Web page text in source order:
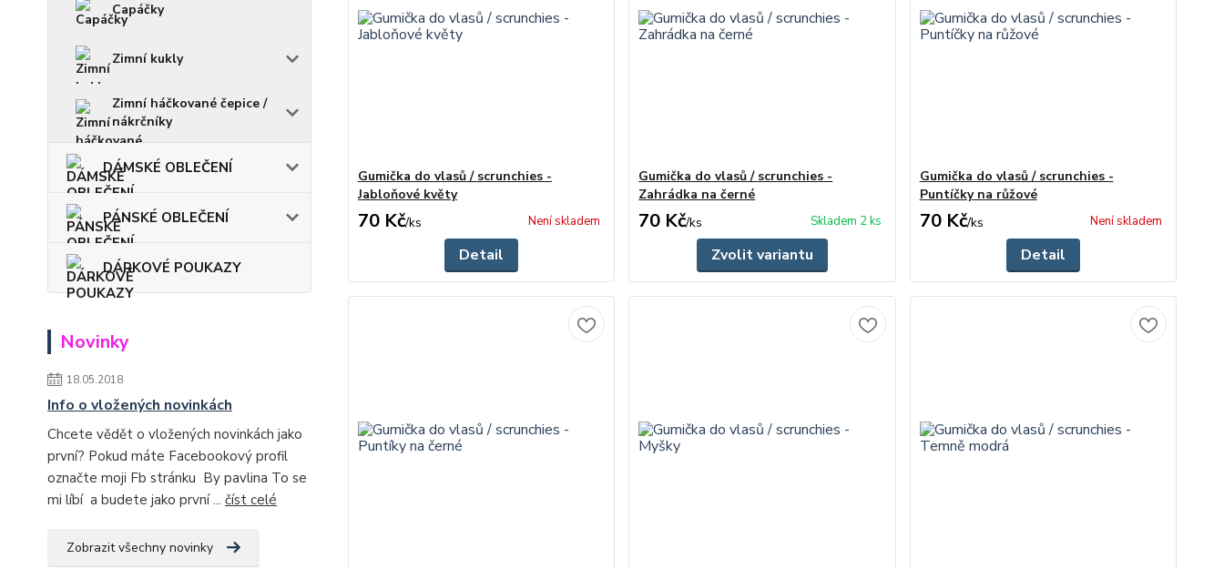
Capáčky
Zimní kukly
Zimní háčkované čepice /
nákrčníky
DÁMSKÉ OBLEČENÍ
PÁNSKÉ OBLEČENÍ
DÁRKOVÉ POUKAZY
Novinky
18.05.2018
Info o vložených novinkách
Chcete vědět o vložených novinkách jako
první? Pokud máte Facebookový profil
označte moji Fb stránku By pavlina To se
mi líbí a budete jako první ... číst celé
Zobrazit všechny novinky
Gumička do vlasů / scrunchies -
Jabloňové květy
70 Kč/ks Není skladem
Detail
Gumička do vlasů / scrunchies -
Zahrádka na černé
70 Kč/ks Skladem 2 ks
Zvolit variantu
Gumička do vlasů / scrunchies -
Puntíčky na růžové
70 Kč/ks Není skladem
Detail